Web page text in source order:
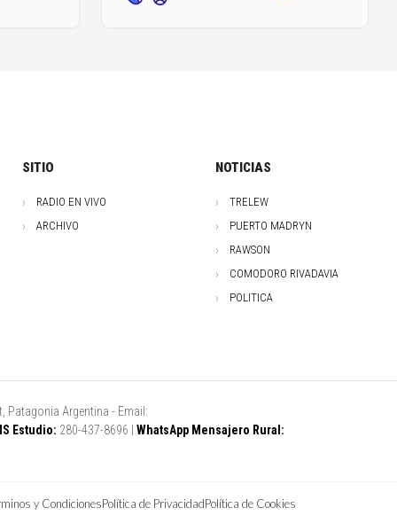
SITIO
RADIO EN VIVO
ARCHIVO
NOTICIAS
TRELEW
PUERTO MADRYN
RAWSON
COMODORO RIVADAVIA
POLITICA
Patagonia Argentina - Email:
Estudio: 280-437-8696 | WhatsApp Mensajero Rural:
y CondicionesPolítica de PrivacidadPolítica de Cookies